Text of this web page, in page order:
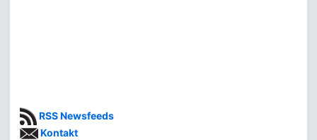
RSS Newsfeeds
Kontakt